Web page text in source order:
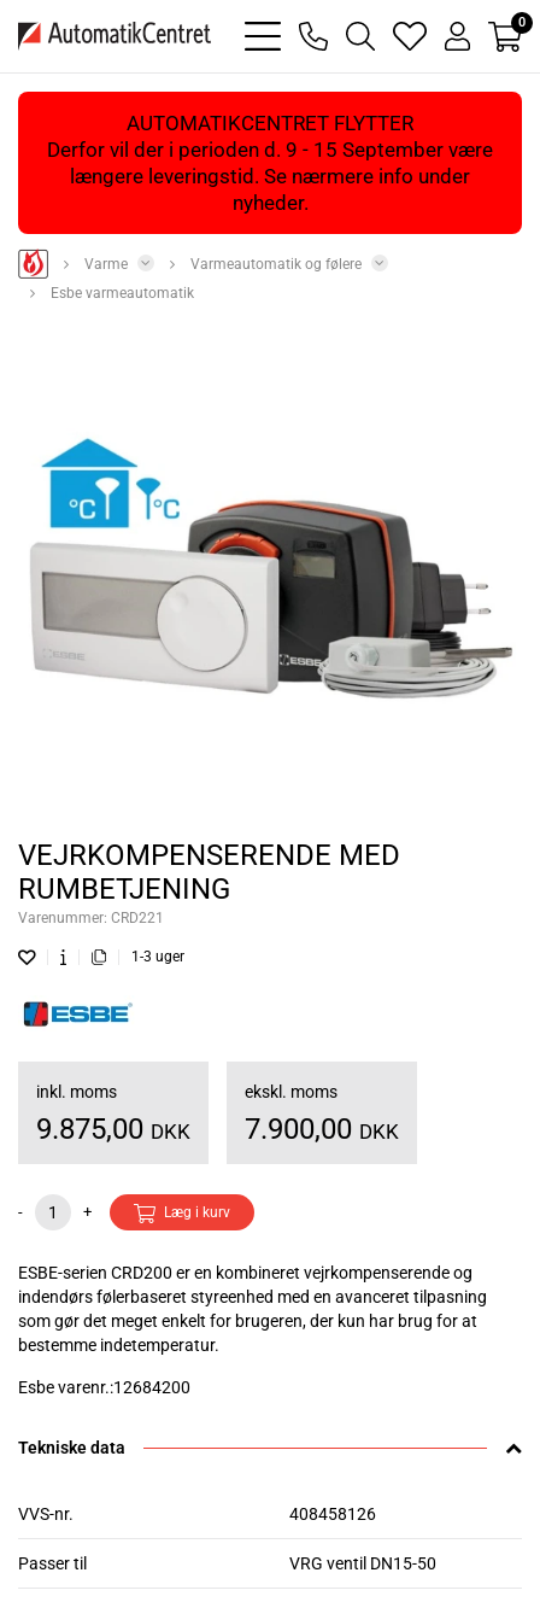
bars
light
phone
magnifying
glass
heart
light
user
light
0
AUTOMATIKCENTRET FLYTTER
Derfor vil der i perioden d. 9 - 15 September være
længere leveringstid. Se nærmere info under
nyheder.
Varme
Varmeautomatik og følere
Esbe varmeautomatik
VEJRKOMPENSERENDE MED
RUMBETJENING
Varenummer: CRD221
1-3 uger
inkl. moms
9.875,00 DKK
ekskl. moms
7.900,00 DKK
- + Læg i kurv
ESBE-serien CRD200 er en kombineret vejrkompenserende og
indendørs følerbaseret styreenhed med en avanceret tilpasning
som gør det meget enkelt for brugeren, der kun har brug for at
bestemme indetemperatur.
Esbe varenr.:12684200
Tekniske data
VVS-nr. 408458126
Passer til VRG ventil DN15-50